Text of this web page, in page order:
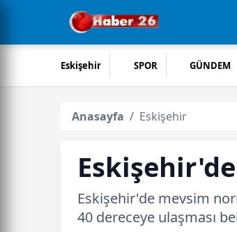
Eskişehir SPOR GÜNDEM
Anasayfa Eskişehir
Eskişehir'de mevsim
40 dereceye ulaşması